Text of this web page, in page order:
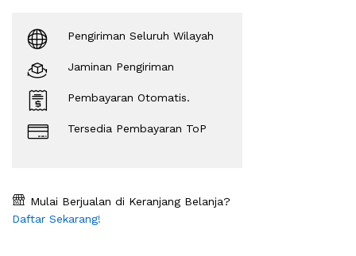
Pengiriman Seluruh Wilayah
Jaminan Pengiriman
Pembayaran Otomatis.
Tersedia Pembayaran ToP
Mulai Berjualan di Keranjang Belanja?
Daftar Sekarang!